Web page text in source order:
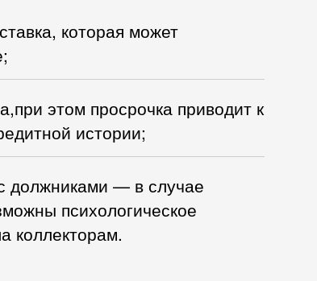
которая может
этом просрочка приводит к
истории;
должниками — в случае
психологическое
коллекторам.